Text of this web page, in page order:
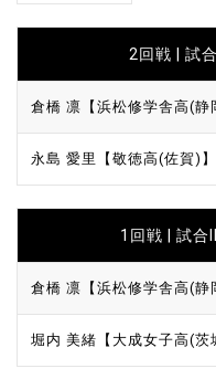
2回戦 | 試
倉橋 凛【浜松修学舎高(静
永島 愛里【敬徳高(佐賀)】
1回戦 | 試合
倉橋 凛【浜松修学舎高(静
堀内 美緒【大成女子高(茨